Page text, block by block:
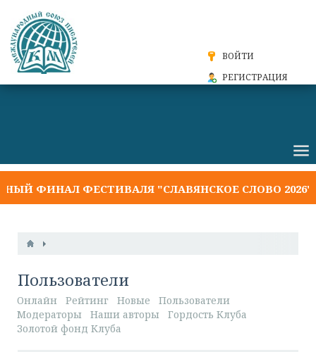
ВОЙТИ
РЕГИСТРАЦИЯ
ФИНАЛ ФЕСТИВАЛЯ "СЛАВЯНСКОЕ СЛОВО 2026"
Пользователи
Онлайн Рейтинг Новые
Пользователи
Модераторы
Наши авторы
Гордость Клуба
Золотой фонд Клуба